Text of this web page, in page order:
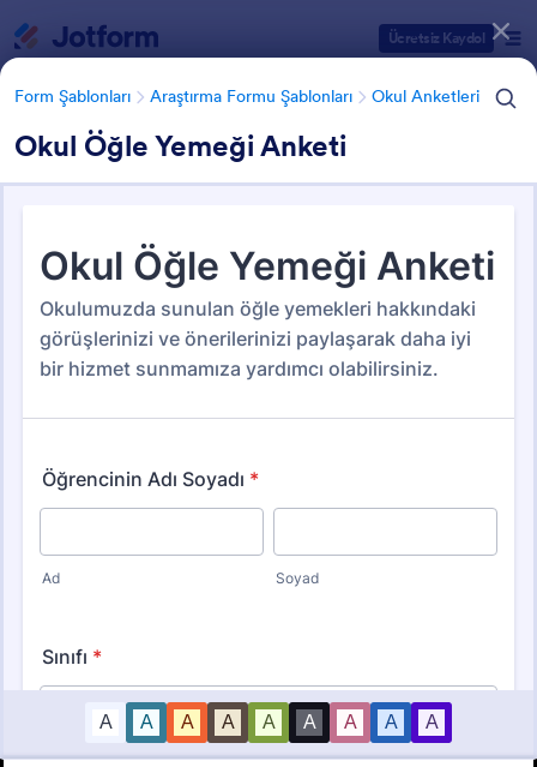
Ücretsiz Kaydol
Form Şablonları Araştırma Formu Şablonları Okul Anketleri
Okul Öğle Yemeği Anketi
Form Şablonları Araştırma Formu Şablonları Okul Anketleri
Okul, Eğitim ve Öğretim
Anketleri
Form Şablonu Kategorileri